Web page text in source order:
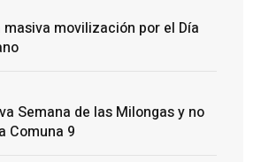
masiva movilización por el Día
Semana de las Milongas y no
Comuna 9